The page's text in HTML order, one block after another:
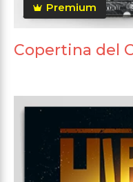
Premium
Copertina del